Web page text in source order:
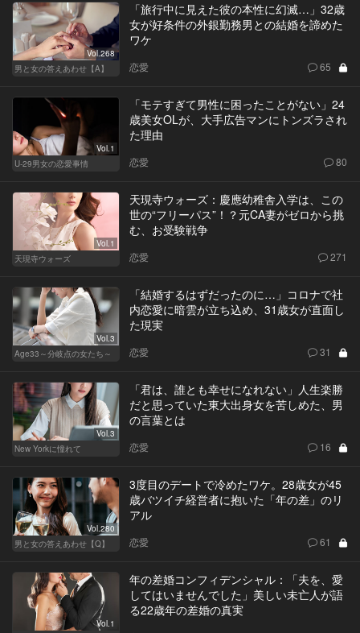
Vol.268
男と女の答えあわせ【A】
「旅行中に見えた彼の本性に幻滅…」32歳
女が好条件の外銀勤務男との結婚を諦めた
ワケ
恋愛 65
Vol.1
U-29男女の恋愛事情
「モテすぎて男性に困ったことがない」24
歳美女OLが、大手広告マンにトンズラされ
た理由
恋愛 80
Vol.1
天現寺ウォーズ
天現寺ウォーズ：慶應幼稚舎入学は、この
世の“フリーパス”！？元CA妻がゼロから挑
む、お受験戦争
恋愛 271
Vol.3
Age33～分岐点の女たち～
「結婚するはずだったのに…」コロナで社
内恋愛に暗雲が立ち込め、31歳女が直面し
た現実
恋愛 31
Vol.3
New Yorkに憧れて
「君は、誰とも幸せになれない」人生楽勝
だと思っていた東大出身女を苦しめた、男
の言葉とは
恋愛 16
Vol.280
男と女の答えあわせ【Q】
3度目のデートで冷めたワケ。28歳女が45
歳バツイチ経営者に抱いた「年の差」のリ
アル
恋愛 61
Vol.1
年の差婚コンフィデンシャル：「夫を、愛
してはいませんでした」美しい未亡人が語
る22歳年の差婚の真実